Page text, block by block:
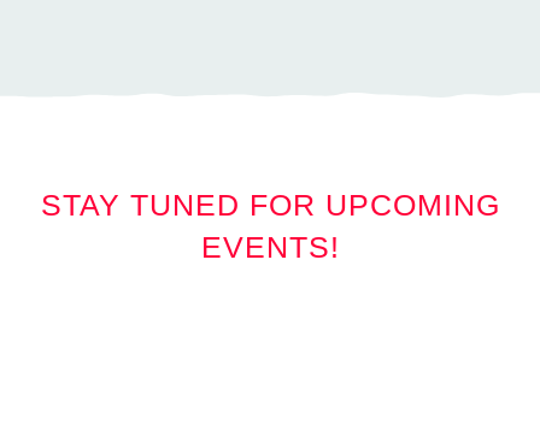
STAY TUNED FOR UPCOMING
EVENTS!